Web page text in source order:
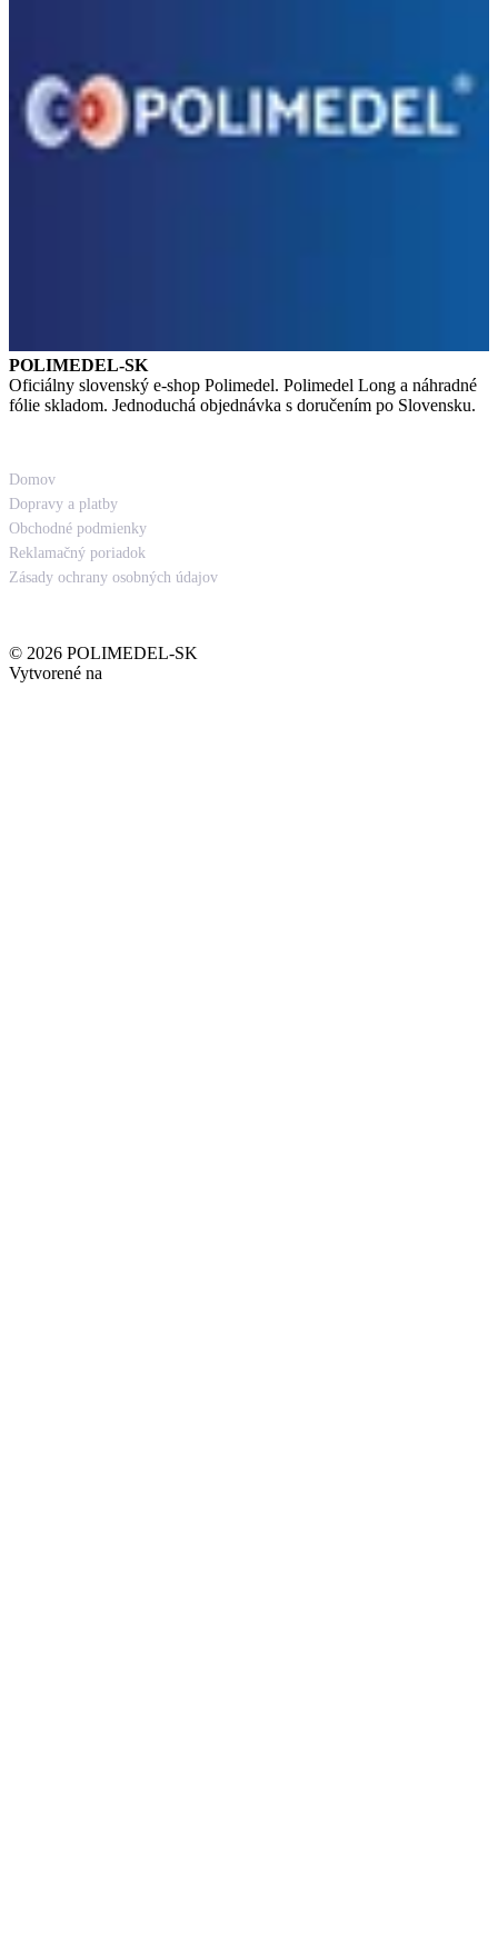
POLIMEDEL-SK
Oficiálny slovenský e-shop Polimedel. Polimedel Long a náhradné
fólie skladom. Jednoduchá objednávka s doručením po Slovensku.
Domov
Dopravy a platby
Obchodné podmienky
Reklamačný poriadok
Zásady ochrany osobných údajov
© 2026 POLIMEDEL-SK
Vytvorené na